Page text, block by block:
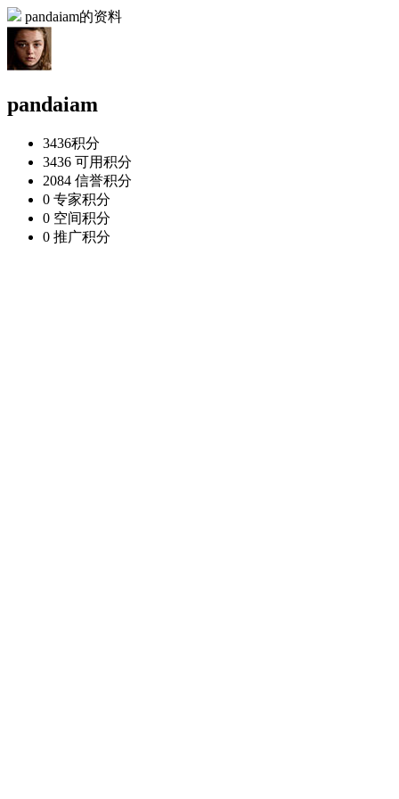
pandaiam的资料
pandaiam
3436积分
3436 可用积分
2084 信誉积分
0 专家积分
0 空间积分
0 推广积分